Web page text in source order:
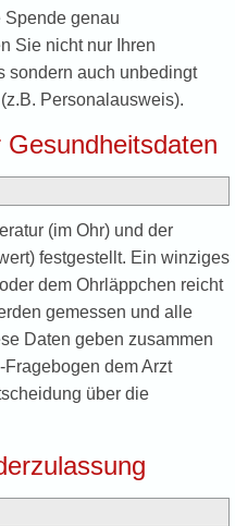
Spende genau
Sie nicht nur Ihren
sondern auch unbedingt
Personalausweis).
(im Ohr) und der
festgestellt. Ein winziges
dem Ohrläppchen reicht
gemessen und alle
Daten geben zusammen
dem Arzt
über die